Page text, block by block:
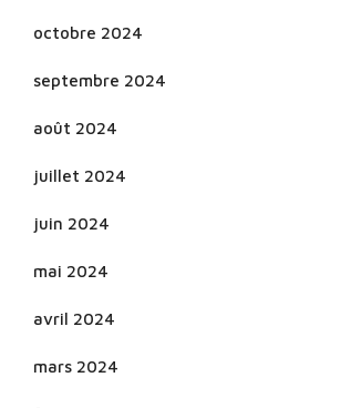
octobre 2024
septembre 2024
août 2024
juillet 2024
juin 2024
mai 2024
avril 2024
mars 2024